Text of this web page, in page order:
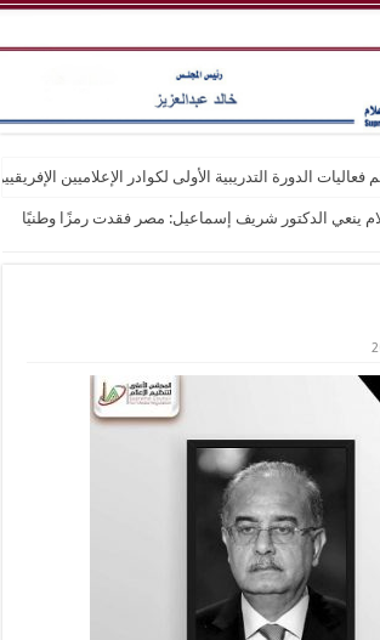
فعاليات الدورة التدريبية الأولى لكوادر الإعلاميين
ينعي الدكتور شريف إسماعيل: مصر فقدت رمزًا وطنيًا